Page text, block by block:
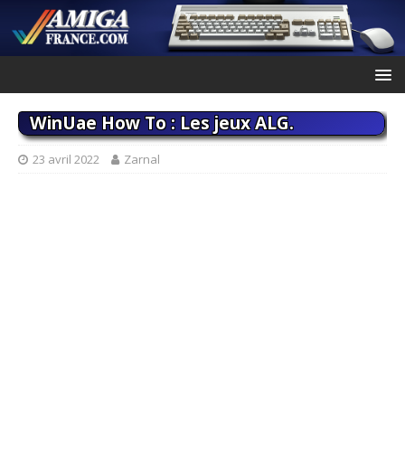
WinUae How To : Les jeux ALG.
23 avril 2022 Zarnal